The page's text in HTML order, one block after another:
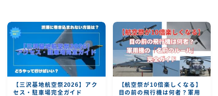
【三沢基地航空祭2026】アク
セス・駐車場完全ガイド
【航空祭が10倍楽しくなる】
目の前の飛行機は何者？軍用